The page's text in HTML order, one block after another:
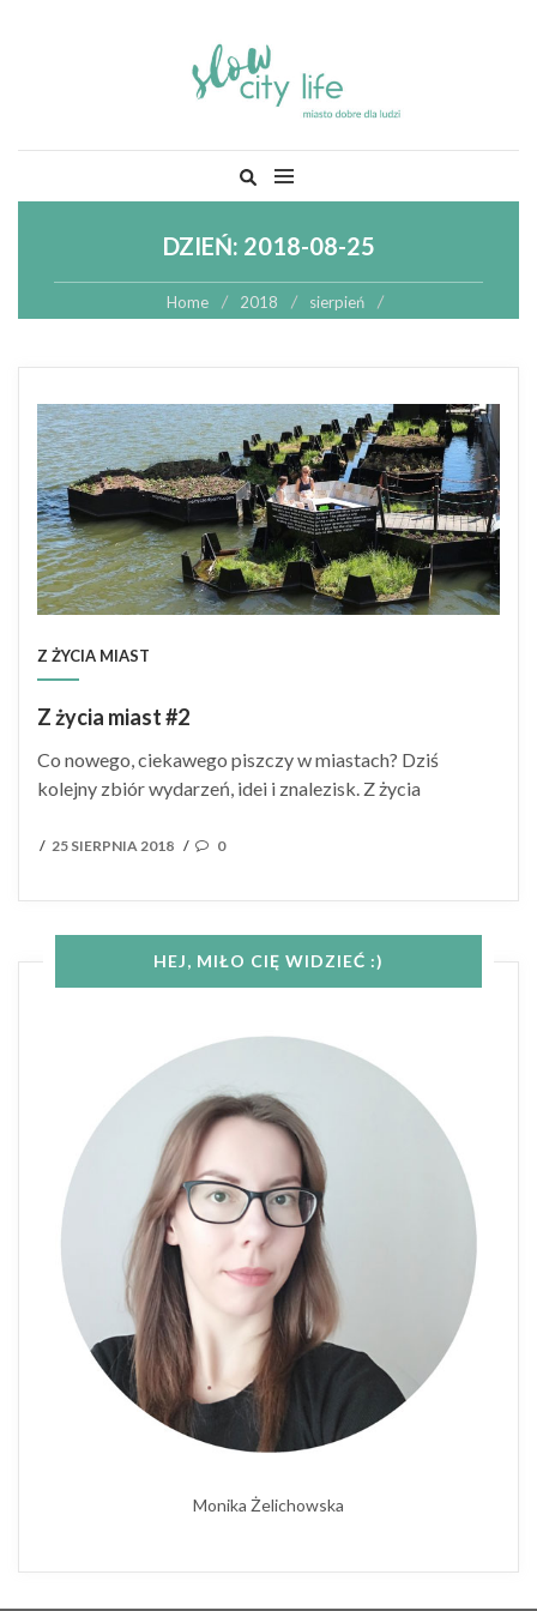
DZIEŃ: 2018-08-25
Home 2018 sierpień
Z ŻYCIA MIAST
Z życia miast #2
Co nowego, ciekawego piszczy w miastach? Dziś
kolejny zbiór wydarzeń, idei i znalezisk. Z życia
/ POSTED
25 SIERPNIA 2018 / 0
HEJ, MIŁO CIĘ WIDZIEĆ :)
Monika Żelichowska